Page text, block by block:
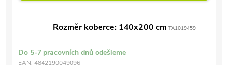
Rozměr koberce: 140x200 cm TA1019459
Do 5-7 pracovních dnů odešleme
EAN: 4842190049096